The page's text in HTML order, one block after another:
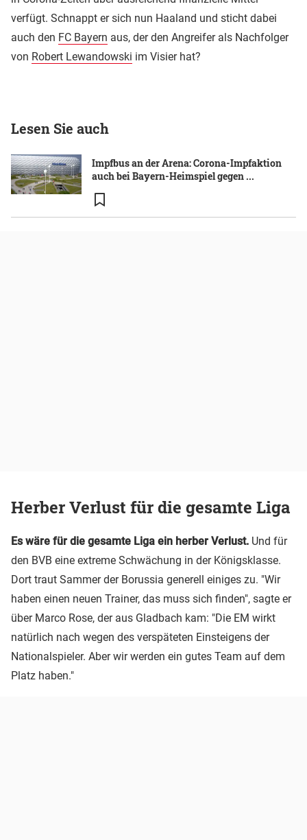
verfügt. Schnappt er sich nun Haaland und sticht dabei
auch den FC Bayern aus, der den Angreifer als Nachfolger
von Robert Lewandowski im Visier hat?
Lesen Sie auch
Impfbus an der Arena: Corona-Impfaktion
auch bei Bayern-Heimspiel gegen ...
Herber Verlust für die gesamte Liga
Es wäre für die gesamte Liga ein herber Verlust. Und für
den BVB eine extreme Schwächung in der Königsklasse.
Dort traut Sammer der Borussia generell einiges zu. "Wir
haben einen neuen Trainer, das muss sich finden", sagte er
über Marco Rose, der aus Gladbach kam: "Die EM wirkt
natürlich nach wegen des verspäteten Einsteigens der
Nationalspieler. Aber wir werden ein gutes Team auf dem
Platz haben."